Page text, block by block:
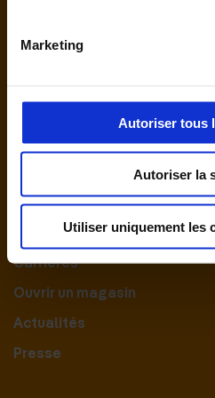
Marketing
Autoriser tous
Autoriser la
Utiliser uniquement les
Nous
Le Groupement
Nos engagements
Carrières
Ouvrir un magasin
Actualités
Presse